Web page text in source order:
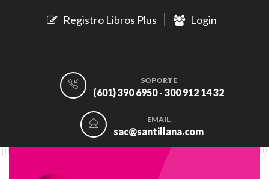
Registro Libros Plus Login
SOPORTE
(601) 390 6950 - 300 912 14 32
EMAIL
sac@santillana.com